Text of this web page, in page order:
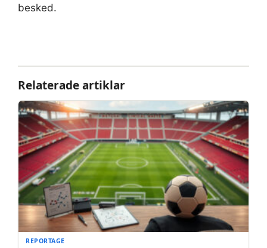
besked.
Relaterade artiklar
REPORTAGE